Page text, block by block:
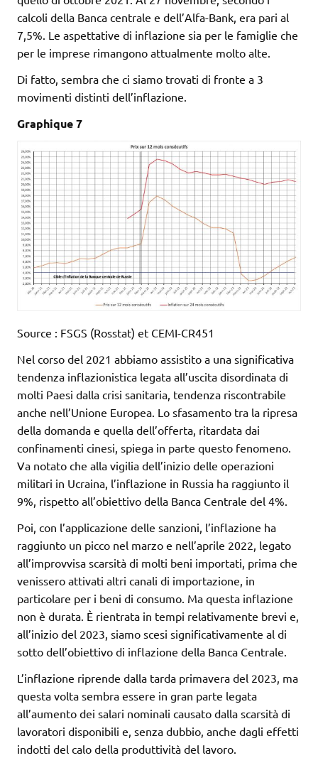
calcoli della Banca centrale e dell’Alfa-Bank, era pari al
7,5%. Le aspettative di inflazione sia per le famiglie che
per le imprese rimangono attualmente molto alte.
Di fatto, sembra che ci siamo trovati di fronte a 3
movimenti distinti dell’inflazione.
Graphique 7
Source : FSGS (Rosstat) et CEMI-CR451
Nel corso del 2021 abbiamo assistito a una significativa
tendenza inflazionistica legata all’uscita disordinata di
molti Paesi dalla crisi sanitaria, tendenza riscontrabile
anche nell’Unione Europea. Lo sfasamento tra la ripresa
della domanda e quella dell’offerta, ritardata dai
confinamenti cinesi, spiega in parte questo fenomeno.
Va notato che alla vigilia dell’inizio delle operazioni
militari in Ucraina, l’inflazione in Russia ha raggiunto il
9%, rispetto all’obiettivo della Banca Centrale del 4%.
Poi, con l’applicazione delle sanzioni, l’inflazione ha
raggiunto un picco nel marzo e nell’aprile 2022, legato
all’improvvisa scarsità di molti beni importati, prima che
venissero attivati altri canali di importazione, in
particolare per i beni di consumo. Ma questa inflazione
non è durata. È rientrata in tempi relativamente brevi e,
all’inizio del 2023, siamo scesi significativamente al di
sotto dell’obiettivo di inflazione della Banca Centrale.
L’inflazione riprende dalla tarda primavera del 2023, ma
questa volta sembra essere in gran parte legata
all’aumento dei salari nominali causato dalla scarsità di
lavoratori disponibili e, senza dubbio, anche dagli effetti
indotti del calo della produttività del lavoro.